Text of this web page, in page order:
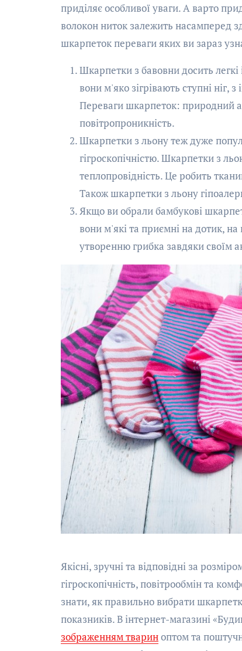
приділяє особливої уваги. А варто
волокон ниток залежить насамперед
шкарпеток переваги яких ви зараз
Шкарпетки з бавовни досить
вони м'яко зігрівають ступні ніг,
Переваги шкарпеток: природний
повітропроникність.
Шкарпетки з льону теж дуже
гігроскопічністю. Шкарпетки з
теплопровідність. Це робить
Також шкарпетки з льону
Якщо ви обрали бамбукові
вони м'які та приємні на дотик,
утворенню грибка завдяки своїм
Якісні, зручні та відповідні за
гігроскопічність, повітрообмін та
знати, як правильно вибрати
показників. В інтернет-магазині
зображенням твариноптом та